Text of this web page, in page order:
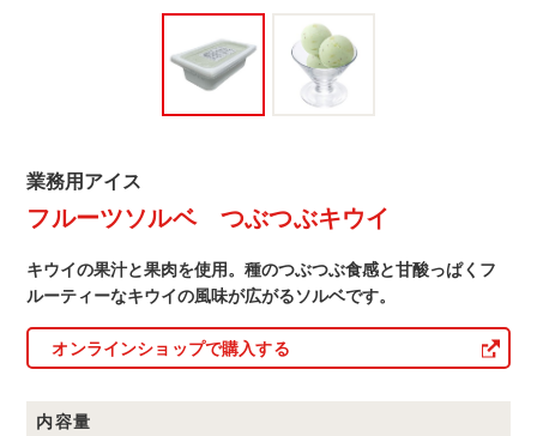
業
用
ス
商
一
業務用アイス
フルーツソルベ つぶつぶキウイ
キウイの果汁と果肉を使用。種のつぶつぶ食感と甘酸っぱくフ
ルーティーなキウイの風味が広がるソルベです。
オンラインショップで購入する
内容量